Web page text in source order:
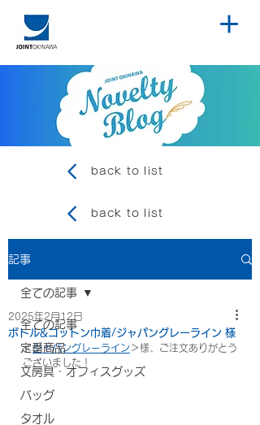
back to list
back to list
記事
全ての記事
定番商品
文房具・オフィスグッズ
バッグ
タオル
全ての記事
ボトル&コットン巾着/ジャパングレーライン 様
2025年2月12日
＜ジャパングレーライン ＞様、ご注文ありがとう
ございました！